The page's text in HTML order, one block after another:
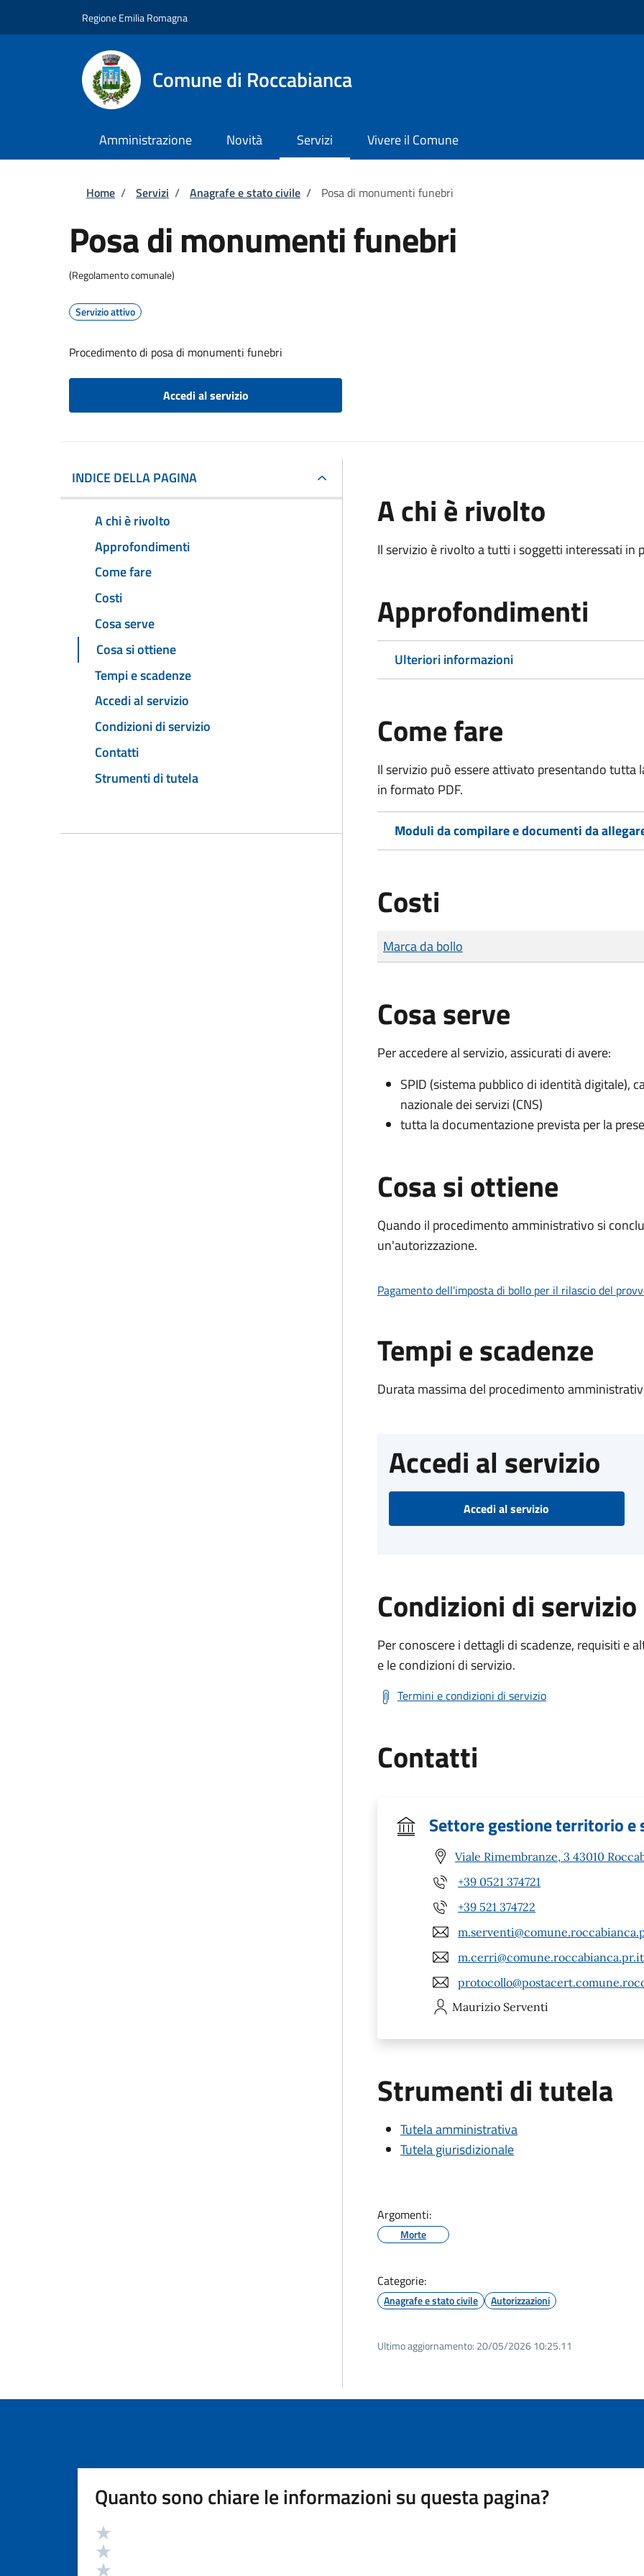
Regione Emilia Romagna
Comune di Roccabianca
Amministrazione Novità Servizi Vivere il Comune
Briciole di pane
Home / Servizi / Anagrafe e stato civile / Posa di monumenti funebri
Posa di monumenti funebri
(Regolamento comunale)
Servizio attivo
Procedimento di posa di monumenti funebri
Accedi al servizio
INDICE DELLA PAGINA
A chi è rivolto
Approfondimenti
Come fare
Costi
Cosa serve
Cosa si ottiene
Tempi e scadenze
Accedi al servizio
Condizioni di servizio
Contatti
Strumenti di tutela
A chi è rivolto
Il servizio è rivolto a tutti i soggetti interessati in
Approfondimenti
Ulteriori informazioni
Come fare
Il servizio può essere attivato presentando
in formato PDF.
Moduli da compilare e documenti da
Costi
Tipo di pagamento
Importo
Marca da bollo
Cosa serve
Per accedere al servizio, assicurati di avere:
SPID (sistema pubblico di identità digitale),
nazionale dei servizi (CNS)
tutta la documentazione prevista per la
Cosa si ottiene
Quando il procedimento amministrativo si
un'autorizzazione.
Pagamento dell'imposta di bollo per il rilascio del
Tempi e scadenze
Durata massima del procedimento
Accedi al servizio
Accedi al servizio
Condizioni di servizio
Per conoscere i dettagli di scadenze, requisiti e
e le condizioni di servizio.
Termini e condizioni di servizio
Contatti
Settore gestione territorio e
Viale Rimembranze, 3 43010
+39 0521 374721
+39 521 374722
m.cerri@comune.roccabianca.pr.it
Maurizio Serventi
Strumenti di tutela
Tutela amministrativa
Tutela giurisdizionale
Argomenti:
Morte
Categorie:
Anagrafe e stato civile Autorizzazioni
Ultimo aggiornamento: 20/05/2026 10:25.11
Quanto sono chiare le informazioni su questa pagina?
Valutazione